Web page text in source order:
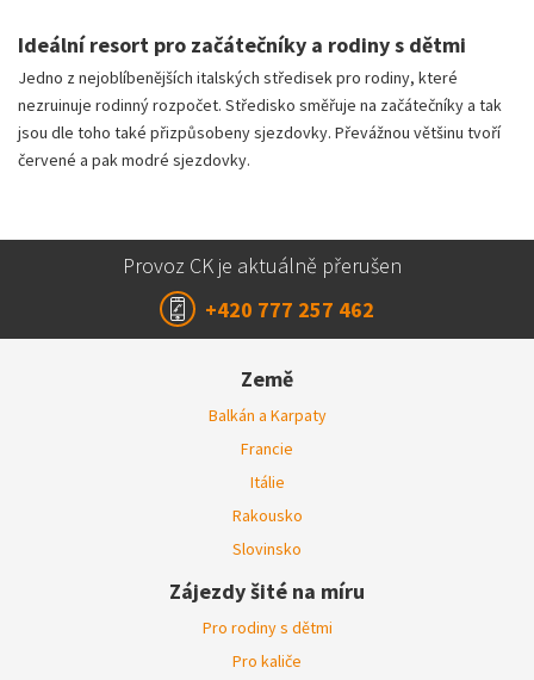
Ideální resort pro začátečníky a rodiny s dětmi
Jedno z nejoblíbenějších italských středisek pro rodiny, které
nezruinuje rodinný rozpočet. Středisko směřuje na začátečníky a tak
jsou dle toho také přizpůsobeny sjezdovky. Převážnou většinu tvoří
červené a pak modré sjezdovky.
Provoz CK je aktuálně přerušen
+420 777 257 462
Země
Balkán a Karpaty
Francie
Itálie
Rakousko
Slovinsko
Zájezdy šité na míru
Pro rodiny s dětmi
Pro kaliče